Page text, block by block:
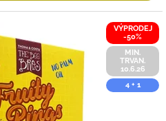
VÝPRODEJ
-50%
MIN.
TRVAN.
10.6.26
4 + 1